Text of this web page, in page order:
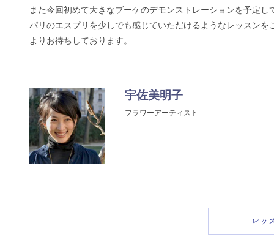
また今回初めて大きなブーケのデモンストレーションを予定し
パリのエスプリを少しでも感じていただけるようなレッスンを
よりお待ちしております。
宇佐美明子
フラワーアーティスト